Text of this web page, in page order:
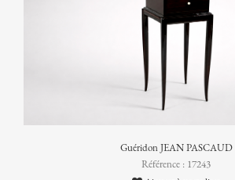
Guéridon JEAN PASCAUD
Référence : 17243